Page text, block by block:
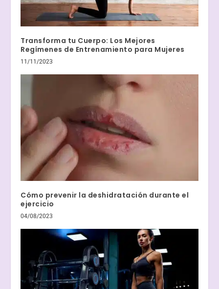
Transforma tu Cuerpo: Los Mejores
Regímenes de Entrenamiento para Mujeres
11/11/2023
Cómo prevenir la deshidratación durante el
ejercicio
04/08/2023